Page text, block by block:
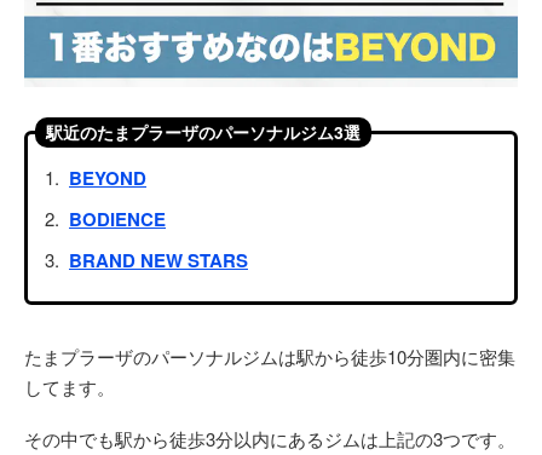
駅近のたまプラーザのパーソナルジム3選
BEYOND
BODIENCE
BRAND NEW STARS
たまプラーザのパーソナルジムは駅から徒歩10分圏内に密集
してます。
その中でも駅から徒歩3分以内にあるジムは上記の3つです。